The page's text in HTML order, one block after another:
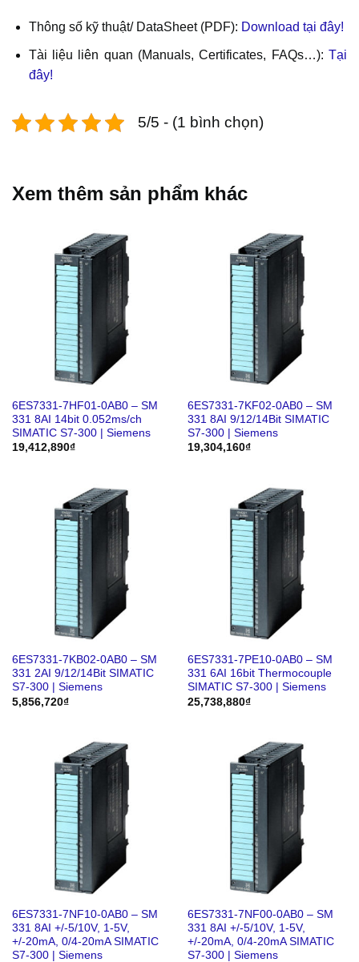
Thông số kỹ thuật/ DataSheet (PDF): Download tại đây!
Tài liệu liên quan (Manuals, Certificates, FAQs…): Tại
đây!
5/5 - (1 bình chọn)
Xem thêm sản phẩm khác
6ES7331-7HF01-0AB0 – SM
331 8AI 14bit 0.052ms/ch
SIMATIC S7-300 | Siemens
19,412,890₫
6ES7331-7KF02-0AB0 – SM
331 8AI 9/12/14Bit SIMATIC
S7-300 | Siemens
19,304,160₫
6ES7331-7KB02-0AB0 – SM
331 2AI 9/12/14Bit SIMATIC
S7-300 | Siemens
5,856,720₫
6ES7331-7PE10-0AB0 – SM
331 6AI 16bit Thermocouple
SIMATIC S7-300 | Siemens
25,738,880₫
6ES7331-7NF10-0AB0 – SM
331 8AI +/-5/10V, 1-5V,
+/-20mA, 0/4-20mA SIMATIC
S7-300 | Siemens
6ES7331-7NF00-0AB0 – SM
331 8AI +/-5/10V, 1-5V,
+/-20mA, 0/4-20mA SIMATIC
S7-300 | Siemens